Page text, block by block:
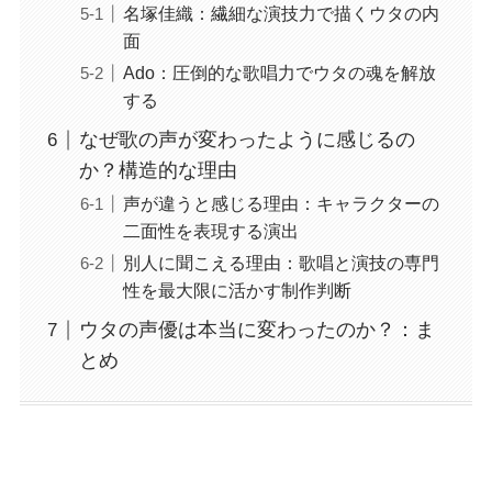
名塚佳織：繊細な演技力で描くウタの内
面
Ado：圧倒的な歌唱力でウタの魂を解放
する
なぜ歌の声が変わったように感じるの
か？構造的な理由
声が違うと感じる理由：キャラクターの
二面性を表現する演出
別人に聞こえる理由：歌唱と演技の専門
性を最大限に活かす制作判断
ウタの声優は本当に変わったのか？：ま
とめ